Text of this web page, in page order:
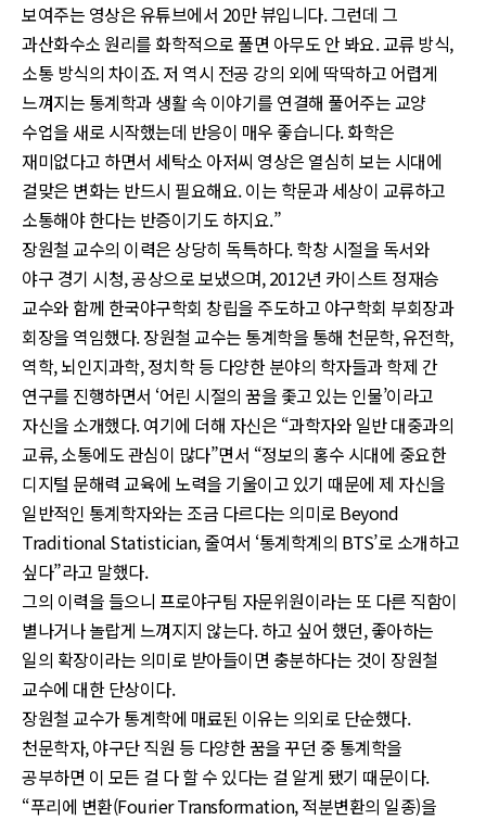
보여주는 영상은 유튜브에서 20만 뷰입니다. 그런데 그
과산화수소 원리를 화학적으로 풀면 아무도 안 봐요. 교류 방식,
소통 방식의 차이죠. 저 역시 전공 강의 외에 딱딱하고 어렵게
느껴지는 통계학과 생활 속 이야기를 연결해 풀어주는 교양
수업을 새로 시작했는데 반응이 매우 좋습니다. 화학은
재미없다고 하면서 세탁소 아저씨 영상은 열심히 보는 시대에
걸맞은 변화는 반드시 필요해요. 이는 학문과 세상이 교류하고
소통해야 한다는 반증이기도 하지요.”
장원철 교수의 이력은 상당히 독특하다. 학창 시절을 독서와
야구 경기 시청, 공상으로 보냈으며, 2012년 카이스트 정재승
교수와 함께 한국야구학회 창립을 주도하고 야구학회 부회장과
회장을 역임했다. 장원철 교수는 통계학을 통해 천문학, 유전학,
역학, 뇌인지과학, 정치학 등 다양한 분야의 학자들과 학제 간
연구를 진행하면서 ‘어린 시절의 꿈을 좇고 있는 인물’이라고
자신을 소개했다. 여기에 더해 자신은 “과학자와 일반 대중과의
교류, 소통에도 관심이 많다”면서 “정보의 홍수 시대에 중요한
디지털 문해력 교육에 노력을 기울이고 있기 때문에 제 자신을
일반적인 통계학자와는 조금 다르다는 의미로 Beyond
Traditional Statistician, 줄여서 ‘통계학계의 BTS’로 소개하고
싶다”라고 말했다.
그의 이력을 들으니 프로야구팀 자문위원이라는 또 다른 직함이
별나거나 놀랍게 느껴지지 않는다. 하고 싶어 했던, 좋아하는
일의 확장이라는 의미로 받아들이면 충분하다는 것이 장원철
교수에 대한 단상이다.
장원철 교수가 통계학에 매료된 이유는 의외로 단순했다.
천문학자, 야구단 직원 등 다양한 꿈을 꾸던 중 통계학을
공부하면 이 모든 걸 다 할 수 있다는 걸 알게 됐기 때문이다.
“푸리에 변환(Fourier Transformation, 적분변환의 일종)을